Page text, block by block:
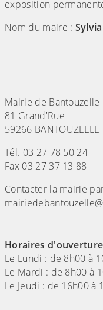
exposition
Nom du maire :
Mairie de Bantouzelle
81 Grand'Rue
59266 BANTOUZELLE
Tél. 03 27 78 50 24
Fax 03 27 37 13 88
Contacter la mairie
Horaires
Le Lundi : de 8h00 à
Le Mardi : de 8h00 à
Le Jeudi : de 16h00 à